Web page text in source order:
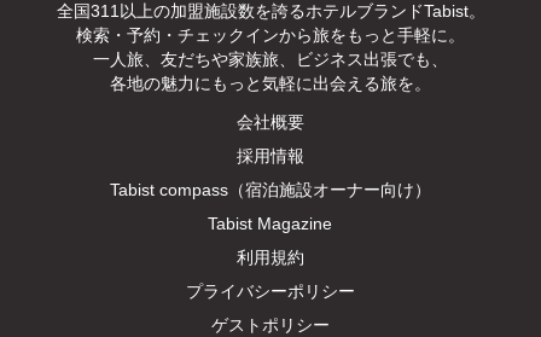
全国311以上の加盟施設数を誇るホテルブランドTabist。
検索・予約・チェックインから旅をもっと手軽に。
一人旅、友だちや家族旅、ビジネス出張でも、
各地の魅力にもっと気軽に出会える旅を。
会社概要
採用情報
Tabist compass（宿泊施設オーナー向け）
Tabist Magazine
利用規約
プライバシーポリシー
ゲストポリシー